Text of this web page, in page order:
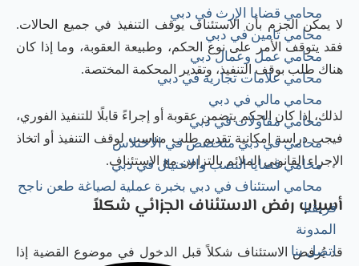
محامي قضايا الإرث في دبي
محامي تامين في دبي
محامي عمل وعمال دبي
محامي علامات تجارية في دبي
محامي مالي في دبي
محامي مقاولات في دبي
محامي في دبي متخصص في الاختلاس
محامي قضايا النصب والاحتيال في دبي
محامي استئناف في دبي بخبرة عملية لصياغة طعن ناجح
فريقنا
المدونة
اتصل بنا
لا يمكن الجزم بأن الاستئناف يوقف التنفيذ في جميع الحالات.
فقد يتوقف الأمر على نوع الحكم، وطبيعة العقوبة، وما إذا كان
هناك طلب بوقف التنفيذ، وتقدير المحكمة المختصة.
لذلك، إذا كان الحكم يتضمن عقوبة أو إجراءً قابلًا للتنفيذ الفوري،
فيجب دراسة إمكانية تقديم طلب مناسب لوقف التنفيذ أو اتخاذ
الإجراء القانوني الملائم بالتزامن مع الاستئناف.
أسباب رفض الاستئناف الجزائي شكلاً
قد يُرفض الاستئناف شكلاً قبل الدخول في موضوع القضية إذا